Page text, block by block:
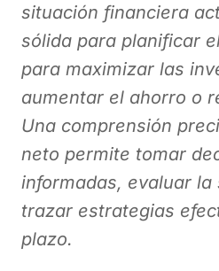
situación financiera
sólida para planificar
para maximizar las
aumentar el ahorro o
Una comprensión
neto permite tomar
informadas, evaluar
trazar estrategias
plazo.